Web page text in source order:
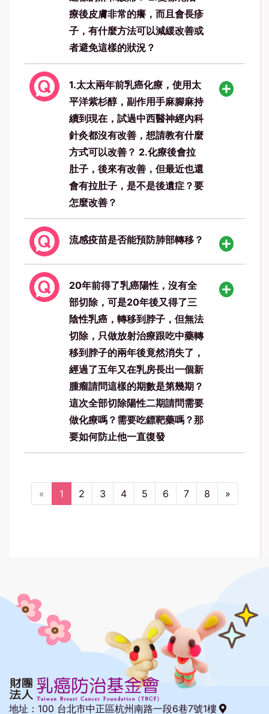
療後皮膚非常的癢，而且會長疹
子，有什麼方法可以減緩改善或
者避免這樣的狀況？
1.太太兩年前乳癌化療，使用太
平洋紫杉醇，副作用手麻腳麻持
續到現在，試過中西醫神經內科
針灸都沒有改善，想請教有什麼
方式可以改善？ 2.化療後會拉
肚子，後來有改善，但最近也還
會有拉肚子，是不是後遺症？要
怎麼改善？
流感疫苗是否能預防肺部轉移？
20年前得了乳癌陽性，沒有全
部切除，可是20年後又得了三
陰性乳癌，轉移到脖子，但無法
切除，只做放射治療跟吃中藥轉
移到脖子的兩年後竟然消失了，
經過了五年又在乳房長出一個新
腫瘤請問這樣的期數是第幾期？
這次全部切除陽性二期請問需要
做化療嗎？需要吃鏢靶藥嗎？那
要如何防止他一直復發
« 1(current)
2 3 4 5 6 7 8 »Next
地址： 100 台北市中正區杭州南路一段6巷7號1樓